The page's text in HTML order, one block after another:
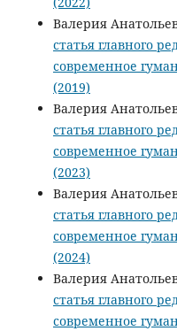
Валерия
статья главного
современное
(2019)
Валерия
статья главного
современное
(2023)
Валерия
статья главного
современное
(2024)
Валерия
статья главного
современное